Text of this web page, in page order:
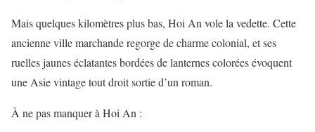
Mais quelques kilomètres plus bas, Hoi An vole la vedette. Cette
ancienne ville marchande regorge de charme colonial, et ses
ruelles jaunes éclatantes bordées de lanternes colorées évoquent
une Asie vintage tout droit sortie d’un roman.
À ne pas manquer à Hoi An :